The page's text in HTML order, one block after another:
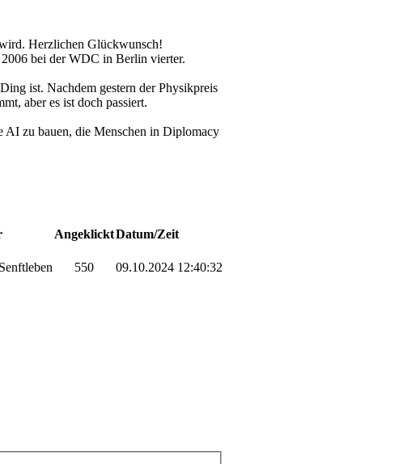
Herzlichen Glückwunsch!
bei der WDC in Berlin vierter.
ist. Nachdem gestern der Physikpreis
aber es ist doch passiert.
AI zu bauen, die Menschen in Diplomacy
AngeklicktDatum/Zeit
550 09.10.2024 12:40:32